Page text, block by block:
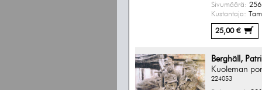
Sivumäärä:
Kustantaja:
25,00 €
Berghäll,
Kuoleman
224053